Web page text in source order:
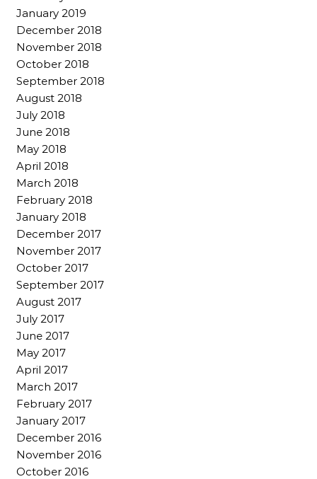
January 2019
December 2018
November 2018
October 2018
September 2018
August 2018
July 2018
June 2018
May 2018
April 2018
March 2018
February 2018
January 2018
December 2017
November 2017
October 2017
September 2017
August 2017
July 2017
June 2017
May 2017
April 2017
March 2017
February 2017
January 2017
December 2016
November 2016
October 2016